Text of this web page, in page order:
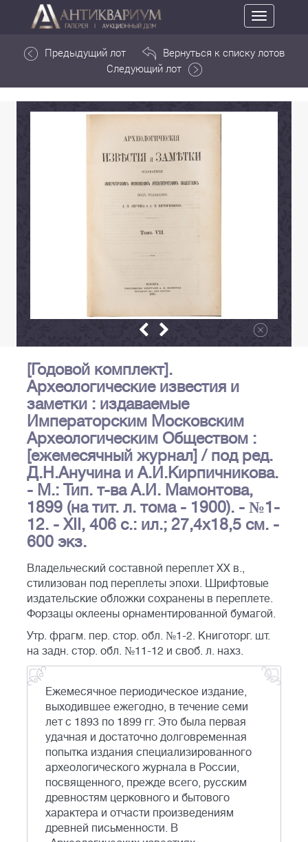
Toggle
navigation
Предыдущий лот
Вернуться к списку лотов
Следующий лот
[Годовой комплект].
Археологические известия и
заметки : издаваемые
Императорским Московским
Археологическим Обществом :
[ежемесячный журнал] / под ред.
Д.Н.Анучина и А.И.Кирпичникова.
- М.: Тип. т-ва А.И. Мамонтова,
1899 (на тит. л. тома - 1900). - №1-
12. - XII, 406 с.: ил.; 27,4х18,5 см. -
600 экз.
Владельческий составной переплет ХХ в.,
стилизован под переплеты эпохи. Шрифтовые
издательские обложки сохранены в переплете.
Форзацы оклеены орнаментированной бумагой.
Утр. фрагм. пер. стор. обл. №1-2. Книготорг. шт.
на задн. стор. обл. №11-12 и своб. л. нахз.
Ежемесячное периодическое издание,
выходившее ежегодно, в течение семи
лет с 1893 по 1899 гг. Это была первая
удачная и достаточно долговременная
попытка издания специализированного
археологического журнала в России,
посвященного, прежде всего, русским
древностям церковного и бытового
характера и отчасти произведениям
древней письменности. В